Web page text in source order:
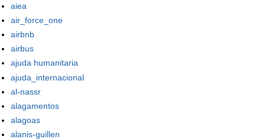
aiea
air_force_one
airbnb
airbus
ajuda humanitaria
ajuda_internacional
al-nassr
alagamentos
alagoas
alanis-guillen